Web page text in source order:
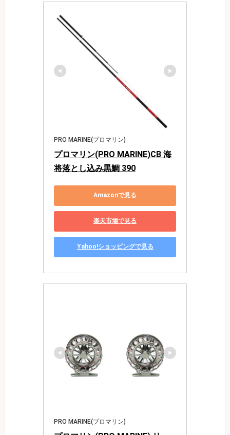
PRO MARINE(プロマリン)
プロマリン(PRO MARINE)CB 海
将落とし込み黒鯛 390
Amazonで見る
楽天市場で見る
Yahoo!ショッピングで見る
PRO MARINE(プロマリン)